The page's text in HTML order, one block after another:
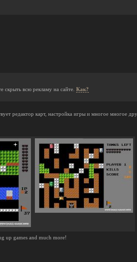
скрыть всю рекламу на сайте. Как?
редактор карт, настройка игры и многое многое
up games and much more!